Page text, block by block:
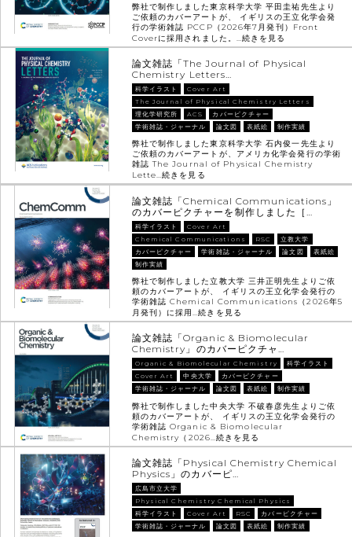
弊社で制作しました東京科学大学 平田圭祐先生より
ご依頼のカバーアートが、 イギリスの王立化学会発
行の学術雑誌 PCCP（2026年7月発刊）Front
Coverに採用されました。…続きを見る
論文雑誌「The Journal of Physical
Chemistry Letters…
科学イラスト
Cover Art
The Journal of Physical Chemistry Letters
理化学研究所
ACS
カバーピクチャー
学術雑誌・ジャーナル
論文図 表紙絵 制作実績
弊社で制作しました東京科学大学 石内俊一先生より
ご依頼のカバーアートが、アメリカ化学会発行の学術
雑誌 The Journal of Physical Chemistry
Lette…続きを見る
論文雑誌「Chemical Communications」
のカバーピクチャーを制作しました［…
科学イラスト
Cover Art
Chemical Communications
RSC
立教大学
カバーピクチャー
学術雑誌・ジャーナル 論文図
表紙絵
制作実績
弊社で制作しました立教大学 三井正明先生よりご依
頼のカバーアートが、 イギリスの王立化学会発行の
学術雑誌 Chemical Communications（2026年5
月発刊）に採用…続きを見る
論文雑誌「Organic & Biomolecular
Chemistry」のカバーピクチャ…
Organic & Biomolecular Chemistry
科学イラスト
Cover Art
中央大学
カバーピクチャー
学術雑誌・ジャーナル
論文図 表紙絵 制作実績
弊社で制作しました中央大学 不破春彦先生よりご依
頼のカバーアートが、 イギリスの王立化学会発行の
学術雑誌 Organic & Biomolecular
Chemistry（2026…続きを見る
論文雑誌「Physical Chemistry Chemical
Physics」のカバーピ…
広島市立大学
Physical Chemistry Chemical Physics
科学イラスト
Cover Art RSC
カバーピクチャー
学術雑誌・ジャーナル
論文図 表紙絵 制作実績